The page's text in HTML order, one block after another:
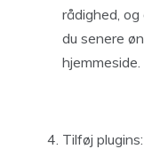
rådighed,
du senere
hjemmeside.
Tilføj